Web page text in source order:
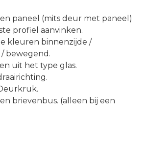
paneel (mits deur met paneel)
profiel aanvinken.
kleuren binnenzijde /
bewegend.
uit het type glas.
brievenbus. (alleen bij een